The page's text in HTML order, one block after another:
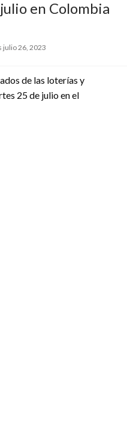
en Colombia
julio 26, 2023
de las loterías y
25 de julio en el